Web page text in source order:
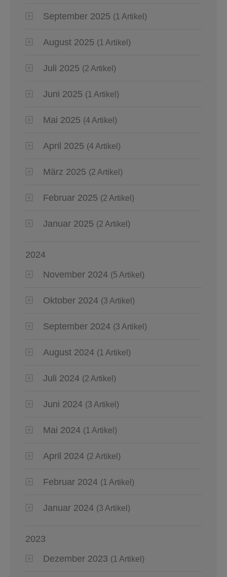
September 2025 (1 Artikel)
August 2025 (1 Artikel)
Juli 2025 (2 Artikel)
Juni 2025 (1 Artikel)
Mai 2025 (4 Artikel)
April 2025 (4 Artikel)
März 2025 (2 Artikel)
Februar 2025 (2 Artikel)
Januar 2025 (2 Artikel)
2024
November 2024 (5 Artikel)
Oktober 2024 (3 Artikel)
September 2024 (3 Artikel)
August 2024 (1 Artikel)
Juli 2024 (2 Artikel)
Juni 2024 (3 Artikel)
Mai 2024 (1 Artikel)
April 2024 (2 Artikel)
Februar 2024 (1 Artikel)
Januar 2024 (3 Artikel)
2023
Dezember 2023 (1 Artikel)